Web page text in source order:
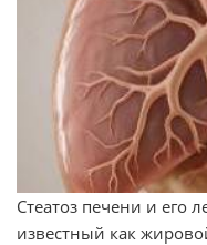
Стеатоз печени и его
известный как